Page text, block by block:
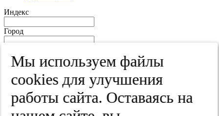
Индекс
Город
Улица
Квартира
Мы используем файлы
cооkies для улучшения
работы сайта. Оставаясь на